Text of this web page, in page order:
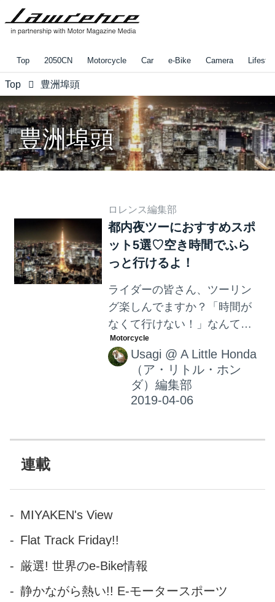
Top 2050CN Motorcycle Car e-Bike Camera
Top 豊洲埠頭
豊洲埠頭
ロレンス編集部
都内夜ツーにおすすめスポ
ット5選♡空き時間でふら
っと行けるよ！
ライダーの皆さん、ツーリン
グ楽しんでますか？「時間が
なくて行けない！」なんて方
も、都内のナイトツーリング
なら気軽に行けますよね？本
日はライターusagiのお墨付き
都内のナイトツーリングスポ
Usagi @ A Little Honda
（ア・リトル・ホン
ダ）編集部
連載
MIYAKEN's View
Flat Track Friday!!
厳選! 世界のe-Bike情報
静かながら熱い!! E-モータースポーツ